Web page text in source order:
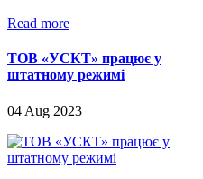
Read more
ТОВ «УСКТ» працює у
штатному режимі
04 Aug 2023